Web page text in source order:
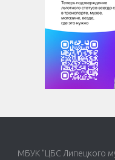
МБУК "ЦБС Липецкого